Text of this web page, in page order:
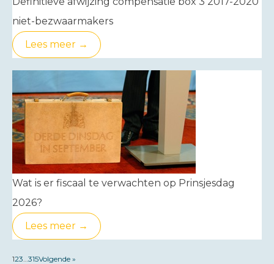
niet-bezwaarmakers
Lees meer →
Wat is er fiscaal te verwachten op Prinsjesdag
2026?
Lees meer →
123 315Volgende »